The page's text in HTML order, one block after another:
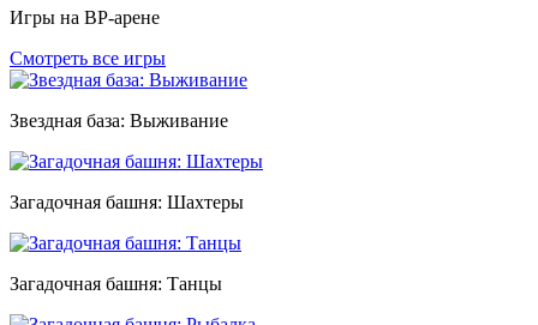
Игры на ВР-арене
Смотреть все игры
Звездная база: Выживание
Загадочная башня: Шахтеры
Загадочная башня: Танцы